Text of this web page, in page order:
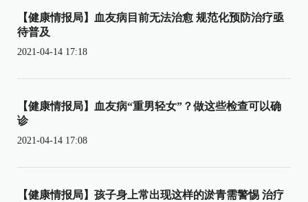
【健康情报局】血友病目前无法治愈 规范化预防治疗亟
待普及
2021-04-14 17:18
【健康情报局】血友病“重男轻女”？做这些检查可以确
诊
2021-04-14 17:08
【健康情报局】孩子身上常出现这样的淤青需警惕 治疗